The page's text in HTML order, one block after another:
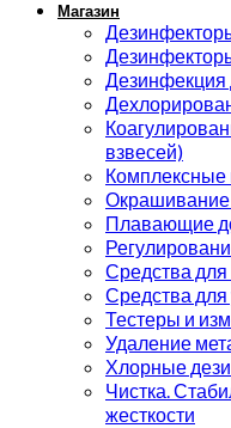
Магазин
взвесей)
Комплексные
Плавающие
Средства
Средства
Тестеры и
Удаление
Хлорные
Чистка.
жесткости